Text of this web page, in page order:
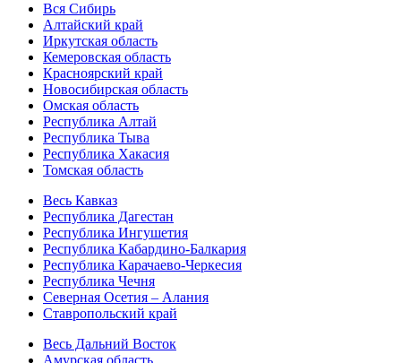
Вся Сибирь
Алтайский край
Иркутская область
Кемеровская область
Красноярский край
Новосибирская область
Омская область
Республика Алтай
Республика Тыва
Республика Хакасия
Томская область
Весь Кавказ
Республика Дагестан
Республика Ингушетия
Республика Кабардино-Балкария
Республика Карачаево-Черкесия
Республика Чечня
Северная Осетия – Алания
Ставропольский край
Весь Дальний Восток
Амурская область